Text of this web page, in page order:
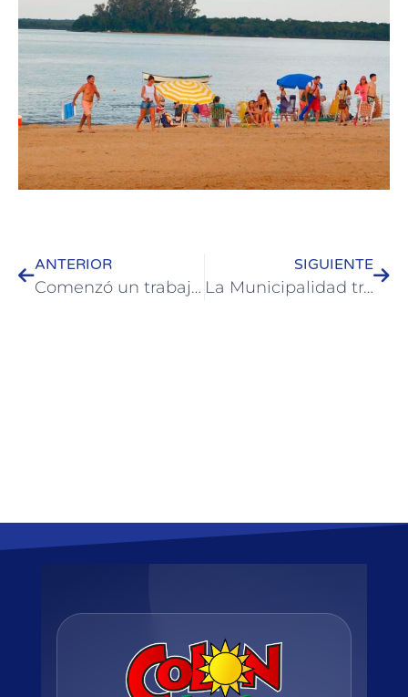
ANTERIOR
Comenzó un trabajo científico de relevamiento en la reserva norte
SIGUIENTE
La Municipalidad trabaja en proyectos conjuntos con Lalcec Colón